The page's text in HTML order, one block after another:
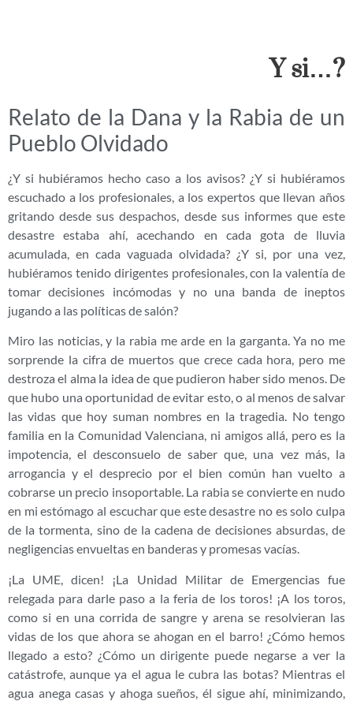
Y si…?
Relato de la Dana y la Rabia de un
Pueblo Olvidado
¿Y si hubiéramos hecho caso a los avisos? ¿Y si hubiéramos
escuchado a los profesionales, a los expertos que llevan años
gritando desde sus despachos, desde sus informes que este
desastre estaba ahí, acechando en cada gota de lluvia
acumulada, en cada vaguada olvidada? ¿Y si, por una vez,
hubiéramos tenido dirigentes profesionales, con la valentía de
tomar decisiones incómodas y no una banda de ineptos
jugando a las políticas de salón?
Miro las noticias, y la rabia me arde en la garganta. Ya no me
sorprende la cifra de muertos que crece cada hora, pero me
destroza el alma la idea de que pudieron haber sido menos. De
que hubo una oportunidad de evitar esto, o al menos de salvar
las vidas que hoy suman nombres en la tragedia. No tengo
familia en la Comunidad Valenciana, ni amigos allá, pero es la
impotencia, el desconsuelo de saber que, una vez más, la
arrogancia y el desprecio por el bien común han vuelto a
cobrarse un precio insoportable. La rabia se convierte en nudo
en mi estómago al escuchar que este desastre no es solo culpa
de la tormenta, sino de la cadena de decisiones absurdas, de
negligencias envueltas en banderas y promesas vacías.
¡La UME, dicen! ¡La Unidad Militar de Emergencias fue
relegada para darle paso a la feria de los toros! ¡A los toros,
como si en una corrida de sangre y arena se resolvieran las
vidas de los que ahora se ahogan en el barro! ¿Cómo hemos
llegado a esto? ¿Cómo un dirigente puede negarse a ver la
catástrofe, aunque ya el agua le cubra las botas? Mientras el
agua anega casas y ahoga sueños, él sigue ahí, minimizando,